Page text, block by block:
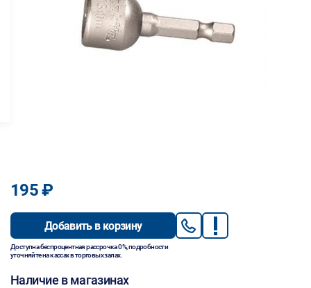
195 ₽
Добавить в корзину
Доступна беспроцентная рассрочка 0%, подробности
уточняйте на кассах в торговых залах.
Наличие в магазинах